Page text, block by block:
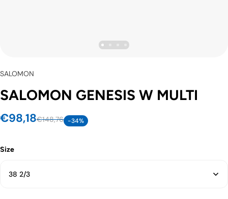
SALOMON
SALOMON GENESIS W MULTI
€98,18€148,76 -34%
Size
38 2/3